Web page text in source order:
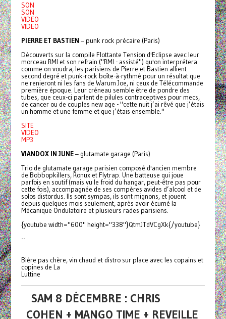
SON
SON
VIDEO
VIDEO
PIERRE ET BASTIEN – punk rock précaire (Paris)
Découverts sur la compile Flottante Tension d'Eclipse avec leur
morceau RMI et son refrain ("RMI - assisté") qu'on interprétera
comme on voudra, les parisiens de Pierre et Bastien allient
second degré et punk-rock boîte-à-rythmé pour un résultat que
ne renieront ni les fans de Warum Joe, ni ceux de Télécommande
première époque. Leur créneau semble être de pondre des
tubes, que ceux-ci parlent de pilules contraceptives pour mecs,
de cancer ou de couples new age - "cette nuit j’ai rêvé que j’étais
un homme et une femme et que j’étais ensemble."
SITE
VIDEO
MP3
VIANDOX IN JUNE– glutamate garage (Paris)
Trio de glutamate garage parisien composé d'ancien membre
de Bobbopkillers, Ronux et Flytrap. Une batteuse qui joue
parfois en soutif (mais vu le froid du hangar, peut-être pas pour
cette fois), accompagnée de ses compères avides d’alcool et de
solos distordus. Ils sont sympas, ils sont mignons, et jouent
depuis quelques mois seulement, après avoir écumé la
Mécanique Ondulatoire et plusieurs rades parisiens.
{youtube width="600" height="338"}QtmJTdVCgXk{/youtube}
--
Bière pas chère, vin chaud et distro sur place avec les copains et
copines de La
Luttine
SAM 8 DÉCEMBRE : CHRIS
COHEN + MANGO TIME + REVEILLE